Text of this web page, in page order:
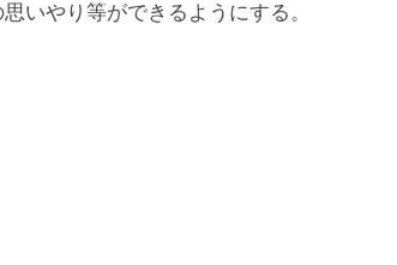
いやり等ができるようにする。